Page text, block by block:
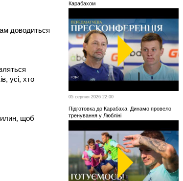
доводиться
усі, хто
щоб
Карабахом
05 серпня 2026 22:00
Підготовка до Карабаха. Динамо провело
тренування у Любліні